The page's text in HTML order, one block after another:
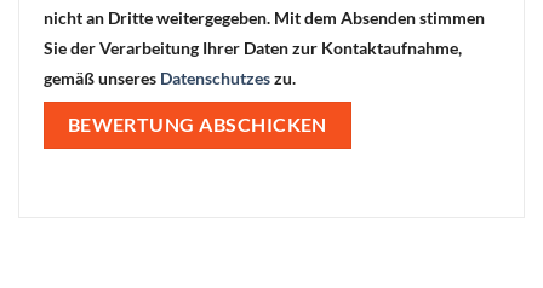
nicht an Dritte weitergegeben. Mit dem Absenden stimmen
Sie der Verarbeitung Ihrer Daten zur Kontaktaufnahme,
gemäß unseres Datenschutzeszu.